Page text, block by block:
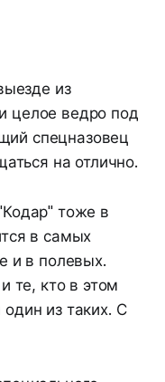
из
целое ведро под
спецназовец
на отлично.
тоже в
в самых
и в полевых.
те, кто в этом
из таких. С